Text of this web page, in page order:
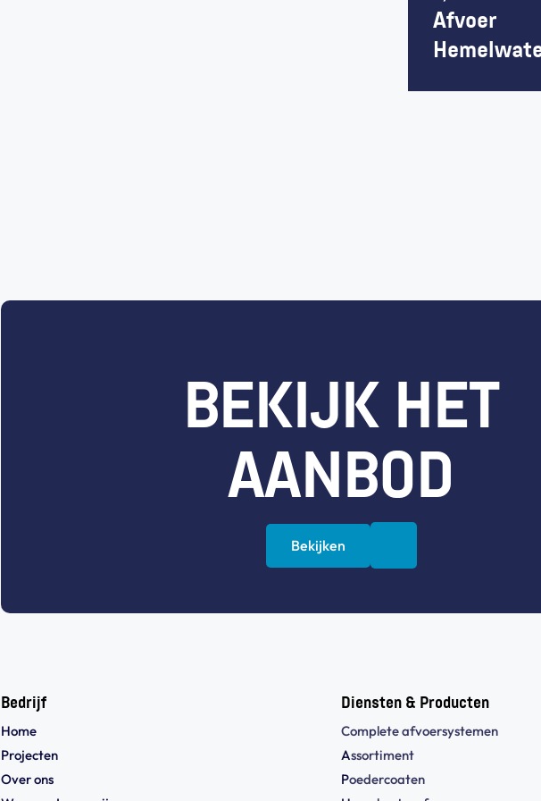
Afvoer
BEKIJK HET
AANBOD
Bekijken
Bedrijf
Home
Projecten
Over ons
Diensten & Producten
Complete afvoersystemen
Assortiment
Poedercoaten